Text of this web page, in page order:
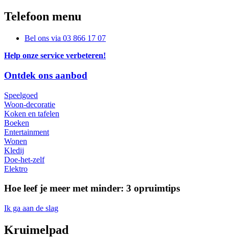
Telefoon menu
Bel ons via 03 866 17 07
Help onze service verbeteren!
Ontdek ons aanbod
Speelgoed
Woon-decoratie
Koken en tafelen
Boeken
Entertainment
Wonen
Kledij
Doe-het-zelf
Elektro
Hoe leef je meer met minder: 3 opruimtips
Ik ga aan de slag
Kruimelpad